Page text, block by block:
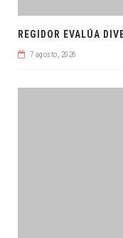
REGIDOR EVALÚA
7 agosto, 2026